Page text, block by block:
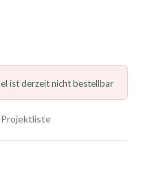
ist derzeit nicht bestellbar